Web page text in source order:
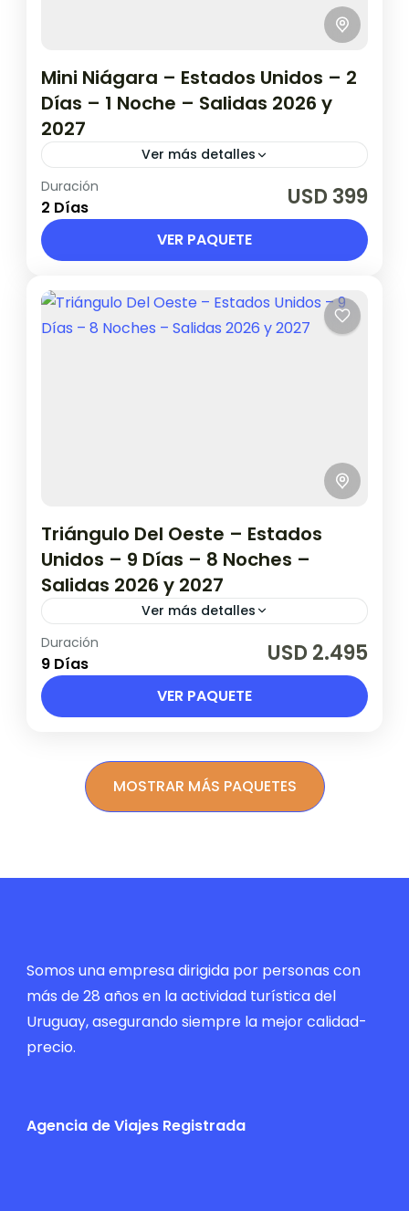
Mini Niágara – Estados Unidos – 2
Días – 1 Noche – Salidas 2026 y
2027
Ver más detalles
Validez hasta 21 de Marzo de 2027 Salidas
2026: Abril, mayo, junio, julio, agosto,
setiembre, octubre y noviembre. Salidas
2027: Marzo. (consultar días de salida)
1 Persona en base doble
Duración
2 Días USD 399
VER PAQUETE
Triángulo Del Oeste – Estados
Unidos – 9 Días – 8 Noches –
Salidas 2026 y 2027
Ver más detalles
Validez hasta 23 de Abril de 2027 Salidas
2026: Mayo, junio, julio, agosto, setiembre y
octubre. Salidas 2027: Marzo y
abril. (consultar días de salida).
Duración
9 Días USD 2.495
VER PAQUETE
MOSTRAR MÁS PAQUETES
Somos una empresa dirigida por personas con
más de 28 años en la actividad turística del
Uruguay, asegurando siempre la mejor calidad-
precio.
Agencia de Viajes Registrada